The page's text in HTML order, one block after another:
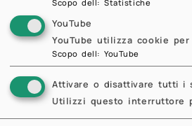
Scopo dell :Statistiche
YouTube
YouTube utilizza cookie
Scopo dell:YouTube
Attivare o disattivare tutti i
Utilizzi questo